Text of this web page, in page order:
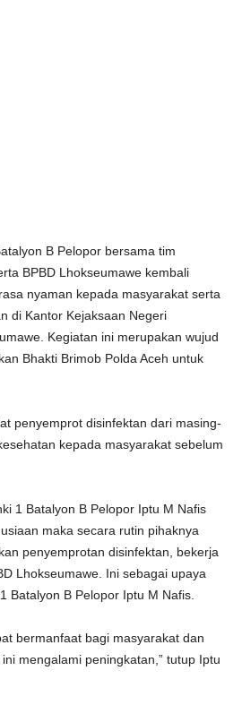
B Pelopor bersama tim
BPBD Lhokseumawe kembali
nyaman kepada masyarakat serta
di Kantor Kejaksaan Negeri
Kegiatan ini merupakan wujud
Bhakti Brimob Polda Aceh untuk
penyemprot disinfektan dari masing-
kepada masyarakat sebelum
1 Batalyon B Pelopor Iptu M Nafis
maka secara rutin pihaknya
penyemprotan disinfektan, bekerja
Lhokseumawe. Ini sebagai upaya
Batalyon B Pelopor Iptu M Nafis.
bermanfaat bagi masyarakat dan
mengalami peningkatan,” tutup Iptu